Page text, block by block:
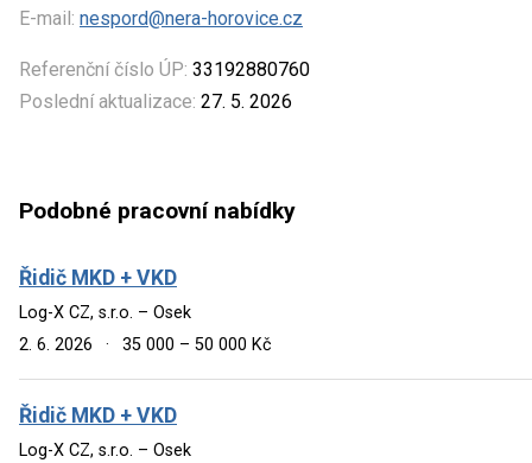
E-mail: nespord@nera-horovice.cz
Referenční číslo ÚP: 33192880760
Poslední aktualizace: 27. 5. 2026
Podobné pracovní nabídky
Řidič MKD + VKD
Log-X CZ, s.r.o. – Osek
2. 6. 2026
· 35 000 – 50 000 Kč
Řidič MKD + VKD
Log-X CZ, s.r.o. – Osek